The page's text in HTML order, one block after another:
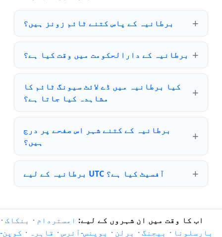
برطانیہ کے پاس کتنے ٹائم زونز ہیں؟
برطانیہ کے دارالحکومت میں وقت کیا ہے؟
کیا برطانیہ میں ڈے لائٹ سیونگ ٹائم کا
مشاہدہ کیا جاتا ہے؟
برطانیہ کے کتنے شہر اس صفحے پر درج
ہیں؟
برطانیہ کے لیے UTC آفسیٹ کیا ہے؟
اب کا وقت میں ان شہروں کے لیے: امستردام · بنکاک ·
بارسلونا · بیجنگ · برلن · بوینس-آئرس · قاہرہ · کوپن-